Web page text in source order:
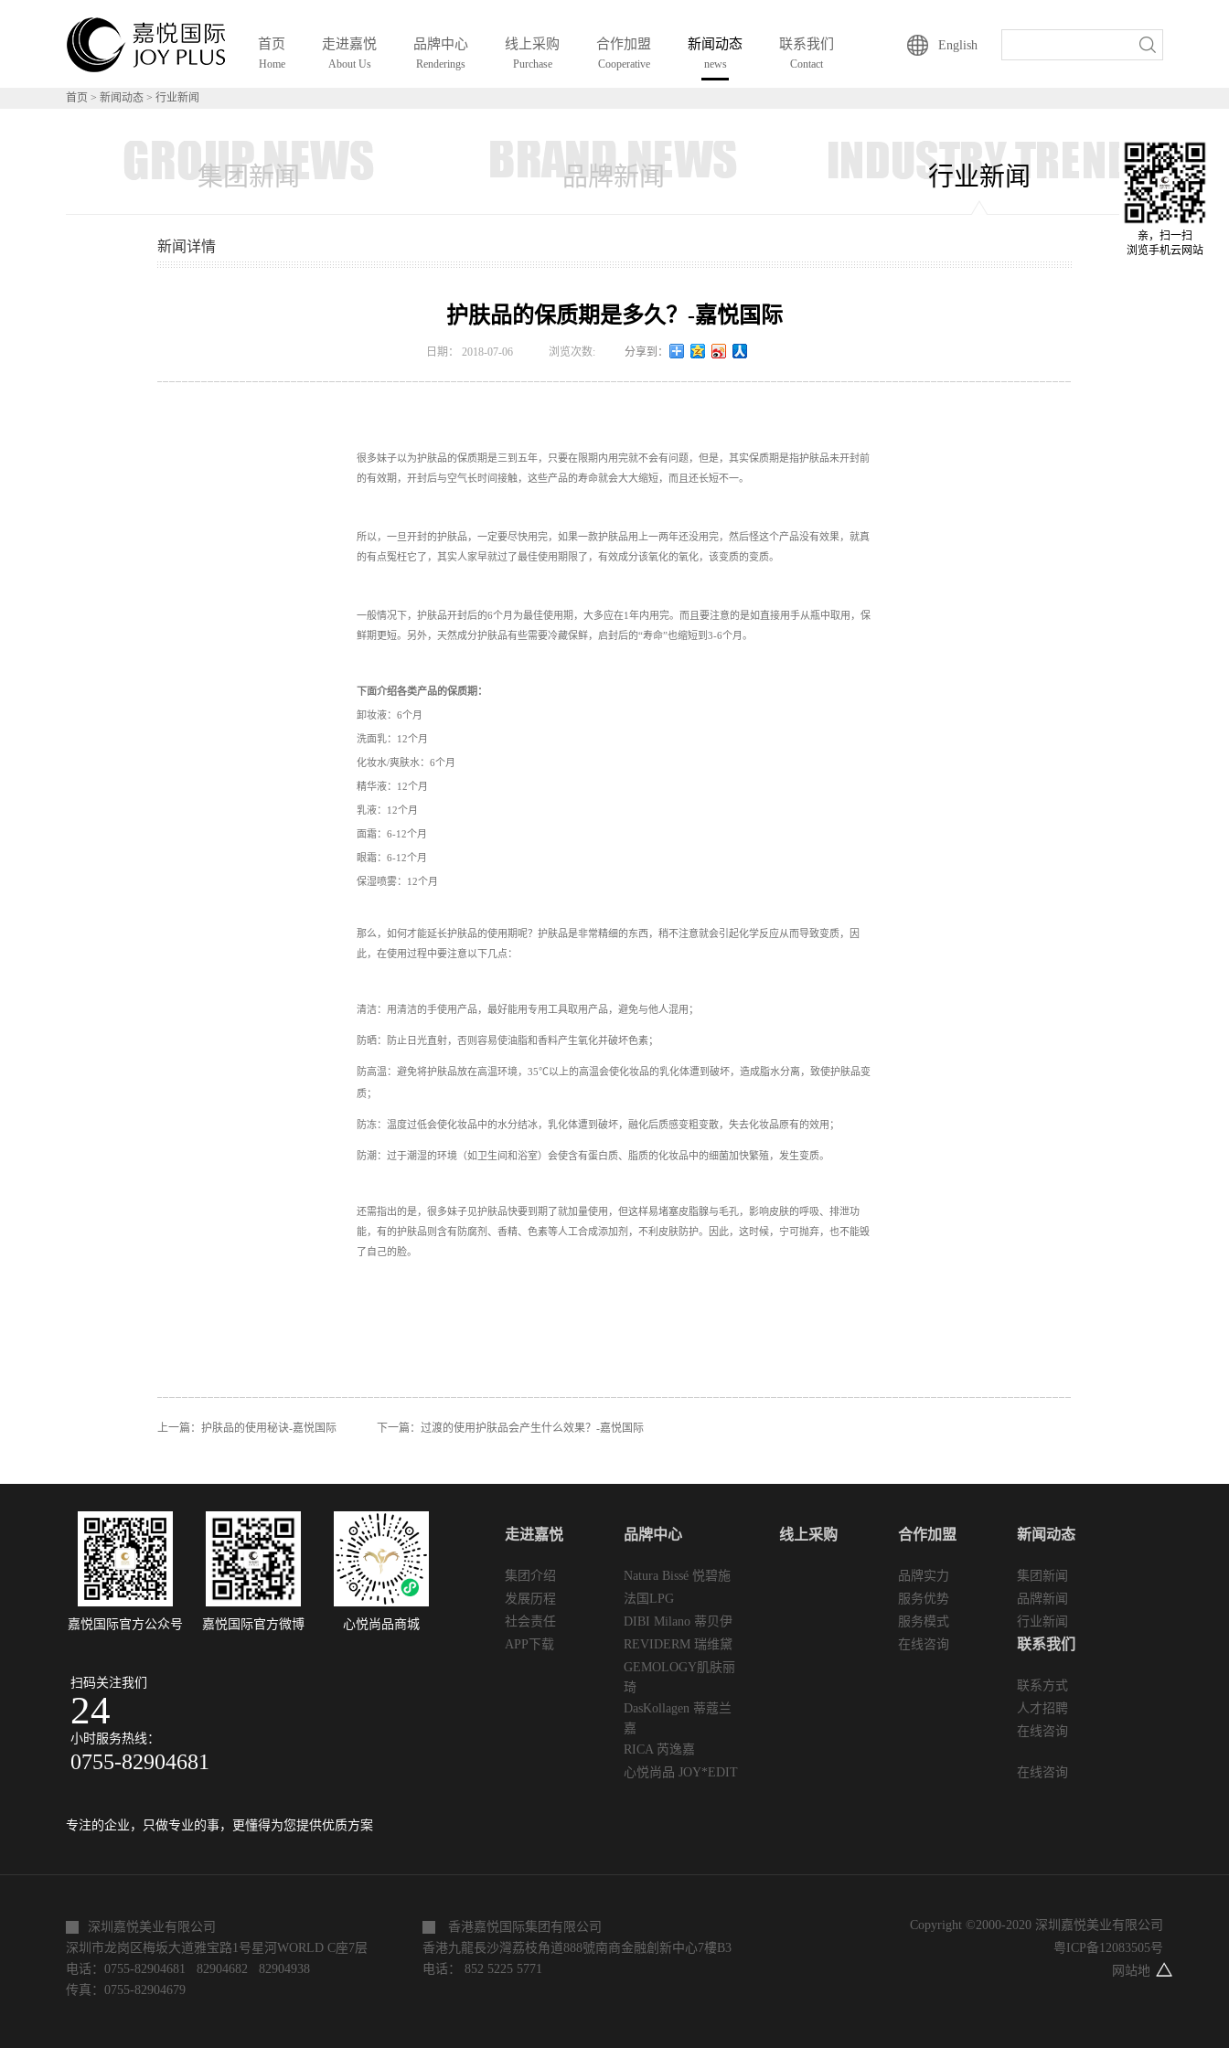
首页
Home
走进嘉悦
About Us
品牌中心
Renderings
线上采购
Purchase
合作加盟
Cooperative
新闻动态
news
联系我们
Contact
English
首页 > 新闻动态 > 行业新闻
集团新闻 品牌新闻 行业新闻
新闻详情
分享到：
护肤品的保质期是多久？-嘉悦国际
日期： 2018-07-06 浏览次数:
很多妹子以为护肤品的保质期是三到五年，只要在限期内用完就不会有问题，但是，其实保质期是指护肤品未开封前
的有效期 ，开封后与空气长时间接触，这些产品的寿命就会大大缩短，而且还长短不一。
所以， 一旦开封的护肤品，一定要尽快用完，如果一款护肤品用上一两年还没用完，然后怪这个产品没有效果，就真
的有点冤枉它了，其实人家早就过了最佳使用期限了，有效成分该氧化的氧化，该变质的变质。
一般情况下，护肤品开封后的6个月为最佳使用期 ，大多应在1年内用完。而且要注意的是如直接用手从瓶中取用，保
鲜期更短。另外，天然成分护肤品有些需要冷藏保鲜，启封后的“寿命”也缩短到3-6个月。
下面介绍各类产品的保质期：
卸妆液：6个月
洗面乳：12个月
化妆水/爽肤水：6个月
精华液：12个月
乳液：12个月
面霜：6-12个月
眼霜：6-12个月
保湿喷雾：12个月
那么，如何才能延长护肤品的使用期呢？护肤品是非常精细的东西，稍不注意就会引起化学反应从而导致变质，因
此，在使用过程中要注意以下几点：
清洁： 用清洁的手使用产品，最好能用专用工具取用产品，避免与他人混用；
防晒： 防止日光直射，否则容易使油脂和香料产生氧化并破坏色素；
防高温： 避免将护肤品放在高温环境，35℃以上的高温会使化妆品的乳化体遭到破坏，造成脂水分离，致使护肤品变
质；
防冻： 温度过低会使化妆品中的水分结冰，乳化体遭到破坏，融化后质感变粗变散，失去化妆品原有的效用；
防潮： 过于潮湿的环境（如卫生间和浴室）会使含有蛋白质、脂质的化妆品中的细菌加快繁殖，发生变质。
还需指出的是，很多妹子见护肤品快要到期了就加量使用，但这样易堵塞皮脂腺与毛孔，影响皮肤的呼吸、排泄功
能，有的护肤品则含有防腐剂、香精、色素等人工合成添加剂，不利皮肤防护。因此，这时候，宁可抛弃，也不能毁
了自己的脸。
上一篇： 护肤品的使用秘诀-嘉悦国际 下一篇： 过渡的使用护肤品会产生什么效果？-嘉悦国际
嘉悦国际官方公众号 嘉悦国际官方微博 心悦尚品商城
扫码关注我们
24
小时服务热线：
0755-82904681
专注的企业，只做专业的事，更懂得为您提供优质方案
走进嘉悦
集团介绍
发展历程
社会责任
APP下载
品牌中心
Natura Bissé 悦碧施
法国LPG
DIBI Milano 蒂贝伊
REVIDERM 瑞维黛
GEMOLOGY肌肤丽
琦
DasKollagen 蒂蔻兰
嘉
RICA 芮逸嘉
心悦尚品 JOY*EDIT
线上采购 合作加盟
品牌实力
服务优势
服务模式
在线咨询
新闻动态
集团新闻
品牌新闻
行业新闻
联系我们
联系方式
人才招聘
在线咨询
在线咨询
深圳嘉悦美业有限公司
深圳市龙岗区梅坂大道雅宝路1号星河WORLD C座7层
电话：0755-82904681 82904682 82904938
传真：0755-82904679
香港嘉悦国际集团有限公司
香港九龍長沙灣荔枝角道888號南商金融創新中心7樓B3
电话： 852 5225 5771
Copyright ©2000-2020 深圳嘉悦美业有限公司
粤ICP备12083505号
网站地图
亲，扫一扫
浏览手机云网站